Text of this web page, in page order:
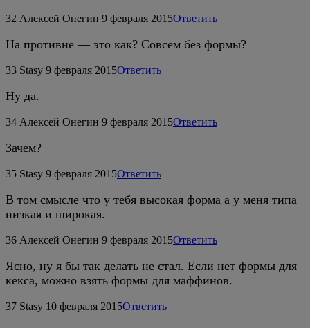
32 Алексей Онегин 9 февраля 2015Ответить
На противне — это как? Совсем без формы?
33 Stasy 9 февраля 2015Ответить
Ну да.
34 Алексей Онегин 9 февраля 2015Ответить
Зачем?
35 Stasy 9 февраля 2015Ответить
В том смысле что у тебя высокая форма а у меня типа
низкая и широкая.
36 Алексей Онегин 9 февраля 2015Ответить
Ясно, ну я бы так делать не стал. Если нет формы для
кекса, можно взять формы для маффинов.
37 Stasy 10 февраля 2015Ответить